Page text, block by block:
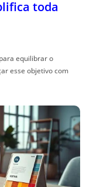
toda
equilibrar o
esse objetivo com